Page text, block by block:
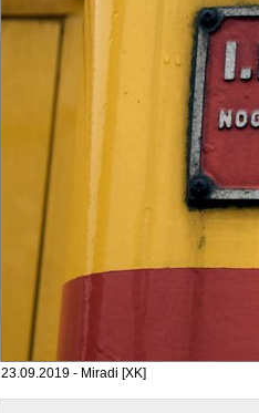
23.09.2019 - Miradi [XK]